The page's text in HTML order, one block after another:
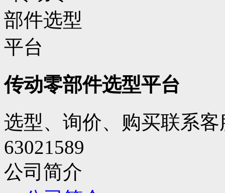
传动零部件选型平台
选型、询价、购买联系
63021589
公司简介